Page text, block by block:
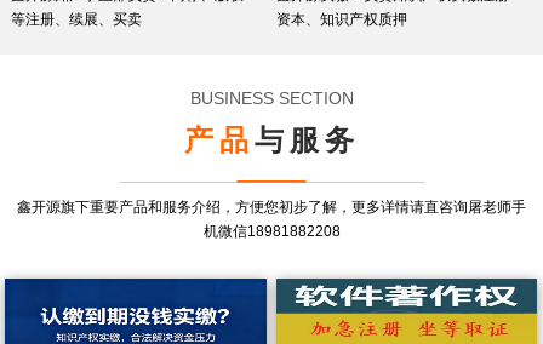
等注册、续展、买卖
资本、知识产权质押
BUSINESS SECTION
产品与服务
鑫开源旗下重要产品和服务介绍，方便您初步了解，更多详情请直咨询屠老师手
机微信18981882208